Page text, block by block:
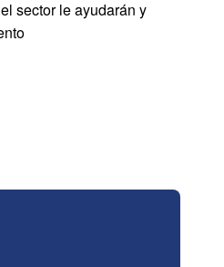
sector le ayudarán y